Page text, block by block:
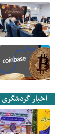
اخبار گردشگری